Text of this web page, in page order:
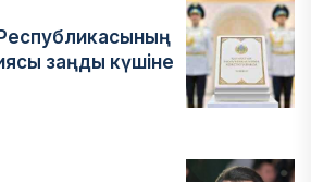
заңды күшіне